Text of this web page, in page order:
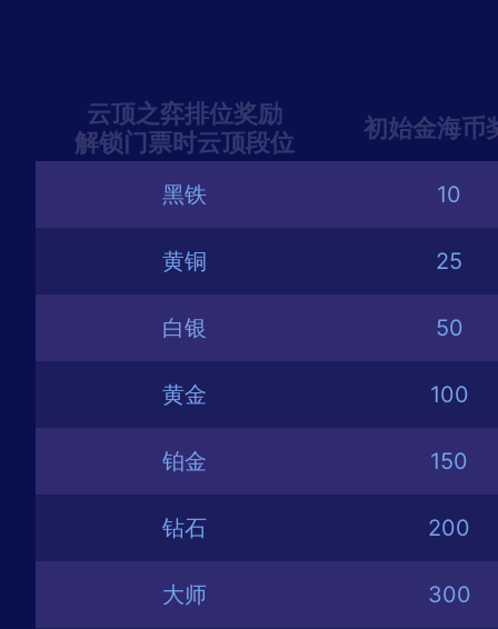
云顶之弈排位奖励
解锁门票时云顶段位
初始金海币
黑铁 10
黄铜 25
白银 50
黄金 100
铂金 150
钻石 200
大师 300